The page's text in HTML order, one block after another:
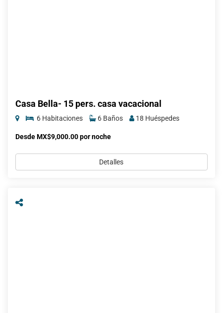
Casa Bella- 15 pers. casa vacacional
6 Habitaciones 6 Baños 18 Huéspedes
Desde MX$9,000.00 por noche
Detalles